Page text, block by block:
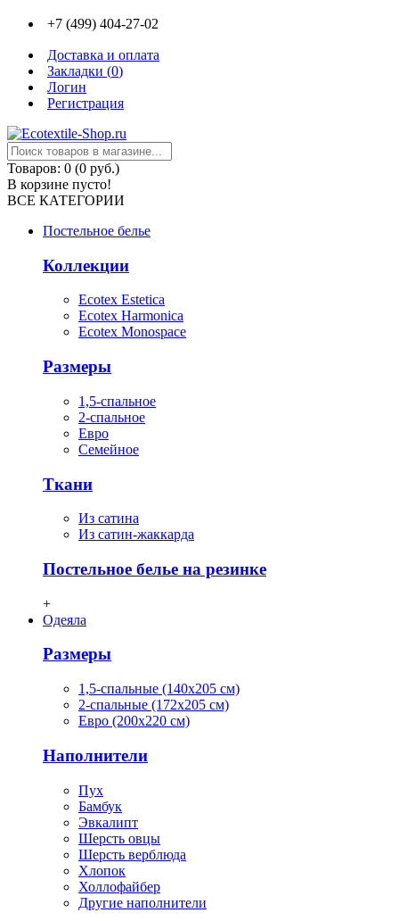
+7 (499) 404-27-02
Доставка и оплата
Закладки (0)
Логин
Регистрация
Товаров: 0 (0 руб.)
В корзине пусто!
ВСЕ КАТЕГОРИИ
Постельное белье
Коллекции
Ecotex Estetica
Ecotex Harmonica
Ecotex Monospace
Размеры
1,5-спальное
2-спальное
Евро
Семейное
Ткани
Из сатина
Из сатин-жаккарда
Постельное белье на резинке
+
Одеяла
Размеры
1,5-спальные (140х205 см)
2-спальные (172х205 см)
Евро (200х220 см)
Наполнители
Пух
Бамбук
Эвкалипт
Шерсть овцы
Шерсть верблюда
Хлопок
Холлофайбер
Другие наполнители